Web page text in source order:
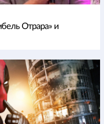
Отрара» и